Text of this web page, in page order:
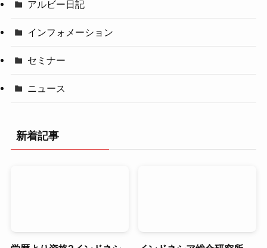
アルビー日記
インフォメーション
セミナー
ニュース
新着記事